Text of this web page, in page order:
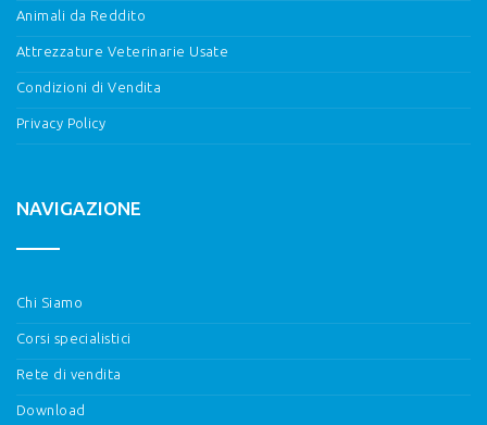
Animali da Reddito
Attrezzature Veterinarie Usate
Condizioni di Vendita
Privacy Policy
NAVIGAZIONE
Chi Siamo
Corsi specialistici
Rete di vendita
Download